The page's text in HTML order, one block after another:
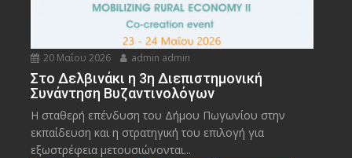
20 Μαΐου 2026 admin admin
Στο Δελβινάκι η 3η Διεπιστημονική
Συνάντηση Βυζαντινολόγων
Η σταθερή επένδυση του Δήμου Πωγωνίου στην
εκπαίδευση και η στρατηγική του επιλογή για
εξωστρέφεια μετουσιώνονται...